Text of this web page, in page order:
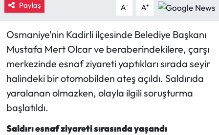
Paylaş A- A+
Osmaniye’nin Kadirli ilçesinde Belediye Başkanı
Mustafa Mert Olcar ve beraberindekilere, çarşı
merkezinde esnaf ziyareti yaptıkları sırada seyir
halindeki bir otomobilden ateş açıldı. Saldırıda
yaralanan olmazken, olayla ilgili soruşturma
başlatıldı.
Saldırı esnaf ziyareti sırasında yaşandı
Kimdir?
Kültür Sanat
Laçin Haberleri
Magazin
Mecitözü Haberleri